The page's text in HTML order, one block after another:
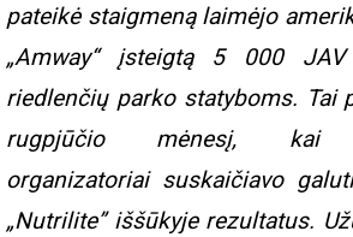
pateikė staigmeną laimėjo
„Amway“ įsteigtą 5 000
riedlenčių parko statyboms. Tai
rugpjūčio mėnesį, kai
organizatoriai suskaičiavo
„Nutrilite” iššūkyje rezultatus.